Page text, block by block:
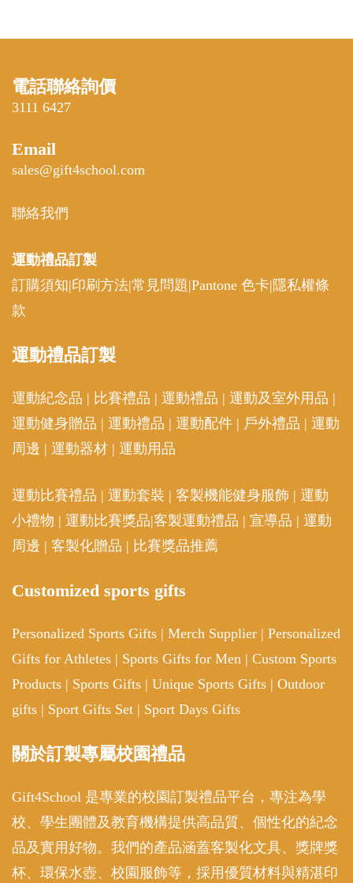
電話聯絡詢價
3111 6427
Email
sales@gift4school.com
聯絡我們
運動禮品訂製
訂購須知|印刷方法|常見問題|Pantone 色卡| 隱私權條
款
運動禮品訂製
運動紀念品 | 比賽禮品 | 運動禮品 | 運動及室外用品 |
運動健身贈品 | 運動禮品 | 運動配件 | 戶外禮品 | 運動
周邊 | 運動器材 | 運動用品
運動比賽禮品 | 運動套裝 | 客製機能健身服飾 | 運動
小禮物 | 運動比賽獎品|客製運動禮品 | 宣導品 | 運動
周邊 | 客製化贈品 | 比賽獎品推薦
Customized sports gifts
Personalized Sports Gifts | Merch Supplier | Personalized
Gifts for Athletes | Sports Gifts for Men | Custom Sports
Products | Sports Gifts | Unique Sports Gifts | Outdoor
gifts | Sport Gifts Set | Sport Days Gifts
關於訂製專屬校園禮品
Gift4School 是專業的校園訂製禮品平台，專注為學
校、學生團體及教育機構提供高品質、個性化的紀念
品及實用好物。我們的產品涵蓋客製化文具、獎牌獎
杯、環保水壺、校園服飾等，採用優質材料與精湛印